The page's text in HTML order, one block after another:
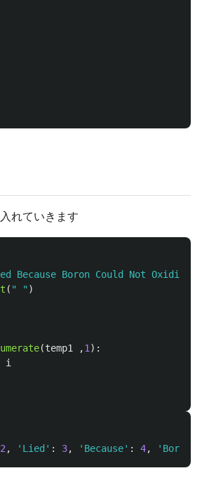
れていきます
Because Boron Could Not
( " " )
(temp1 ,1 ):
i
2 , ' Lied ' : 3, ' Because' : 4, ' Boron